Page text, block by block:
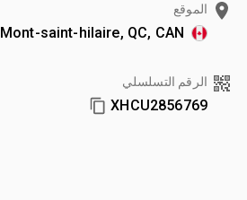
الموقع
Mont-saint-hilaire, QC, CAN
الرقم التسلسلي
XHCU2856769